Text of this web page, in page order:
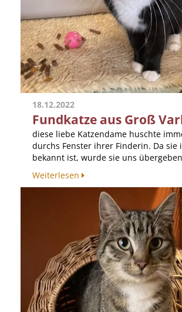
18.12.2022
Fundkatze aus Groß
diese liebe Katzendame huschte
durchs Fenster ihrer Finderin. Da sie
bekannt ist, wurde sie uns
Weiterlesen